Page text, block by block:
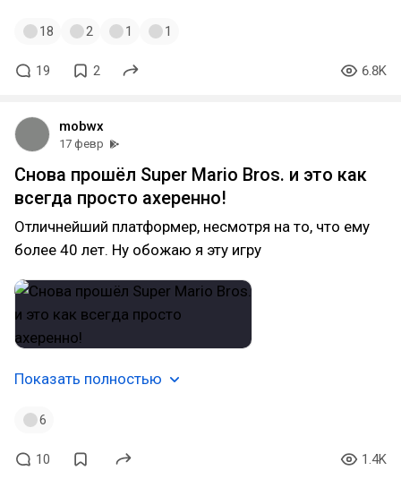
18 2 1 1
19 2 6.8K
mobwx
17 февр
Снова прошёл Super Mario Bros. и это как
всегда просто ахеренно!
Отличнейший платформер, несмотря на то, что ему
более 40 лет. Ну обожаю я эту игру
Показать полностью
6
10 1.4K